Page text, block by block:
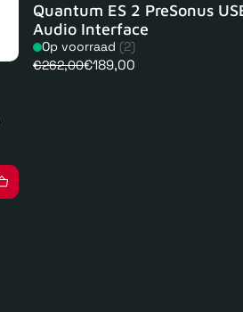
Quantum ES 2 PreSonus
Audio Interface
Op voorraad (2)
€262,00€189,00